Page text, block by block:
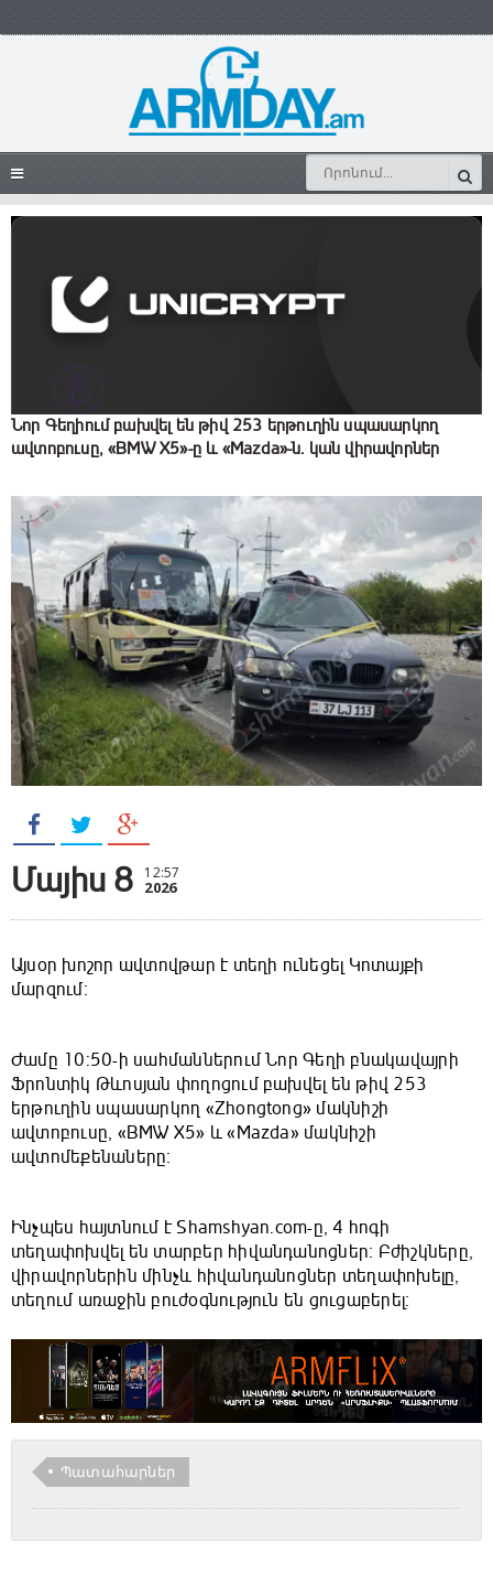
Նոր Գեղիում բախվել են թիվ 253 երթուղին սպասարկող
ավտոբուսը, «BMW X5»-ը և «Mazda»-ն. կան վիրավnրներ
Մայիս 8 12:57
2026
Այսօր խոշոր ավտովթար է տեղի ունեցել Կոտայքի
մարզում։
Ժամը 10:50-ի սահմաններում Նոր Գեղի բնակավայրի
Ֆրոնտիկ Թևոսյան փողոցում բախվել են թիվ 253
երթուղին սպասարկող «Zhongtong» մակնիշի
ավտոբուսը, «BMW X5» և «Mazda» մակնիշի
ավտոմեքենաները։
Ինչպես հայտնում է Shamshyan.com-ը, 4 հոգի
տեղափոխվել են տարբեր հիվանդանոցներ։ Բժիշկները,
վիրավորներին մինչև հիվանդանոցներ տեղափոխելը,
տեղում առաջին բուժօգնություն են ցուցաբերել։
Պատահարներ